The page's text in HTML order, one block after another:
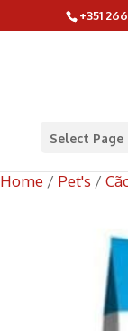
+351
Select Page
Home / Pet's /